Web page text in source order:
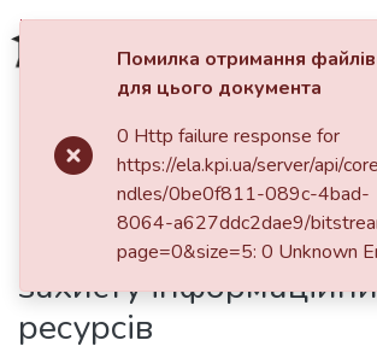
Фонди та зібрання
Пошук за критеріями
Статистика
Головна
Розробка механізму
контекстно-
захисту
ресурсів
Помилка отримання файлів
для цього документа
0 Http failure response for
https://ela.kpi.ua/server/api/
ndles/0be0f811-089c-4bad-
8064-a627ddc2dae9/
page=0&size=5: 0 Unknown